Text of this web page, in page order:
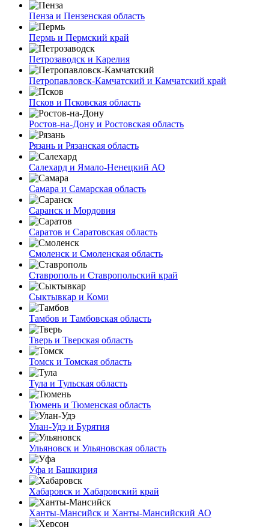
Пенза и Пензенская область
Пермь и Пермский край
Петрозаводск и Карелия
Петропавловск-Камчатский и Камчатский край
Псков и Псковская область
Ростов-на-Дону и Ростовская область
Рязань и Рязанская область
Салехард и Ямало-Ненецкий АО
Самара и Самарская область
Саранск и Мордовия
Саратов и Саратовская область
Смоленск и Смоленская область
Ставрополь и Ставропольский край
Сыктывкар и Коми
Тамбов и Тамбовская область
Тверь и Тверская область
Томск и Томская область
Тула и Тульская область
Тюмень и Тюменская область
Улан-Удэ и Бурятия
Ульяновск и Ульяновская область
Уфа и Башкирия
Хабаровск и Хабаровский край
Ханты-Мансийск и Ханты-Мансийский АО